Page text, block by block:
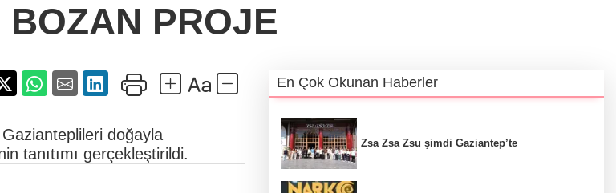
BOZAN PROJE
doğayla
tanıtımı gerçekleştirildi.
En Çok Okunan Haberler
Zsa Zsa Zsu şimdi Gaziantep’te